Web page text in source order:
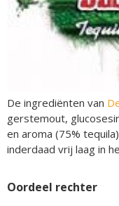
De ingrediënten van
gerstemout,
en aroma (75%
inderdaad vrij laag in
Oordeel rechter